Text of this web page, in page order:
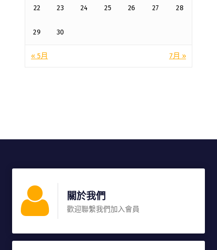
22 23 24 25 26 27 28
29 30
« 5月 7月 »
關於我們
歡迎聯繫我們加入會員